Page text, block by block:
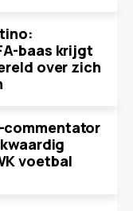
baas krijgt
over zich
commentator
voetbal